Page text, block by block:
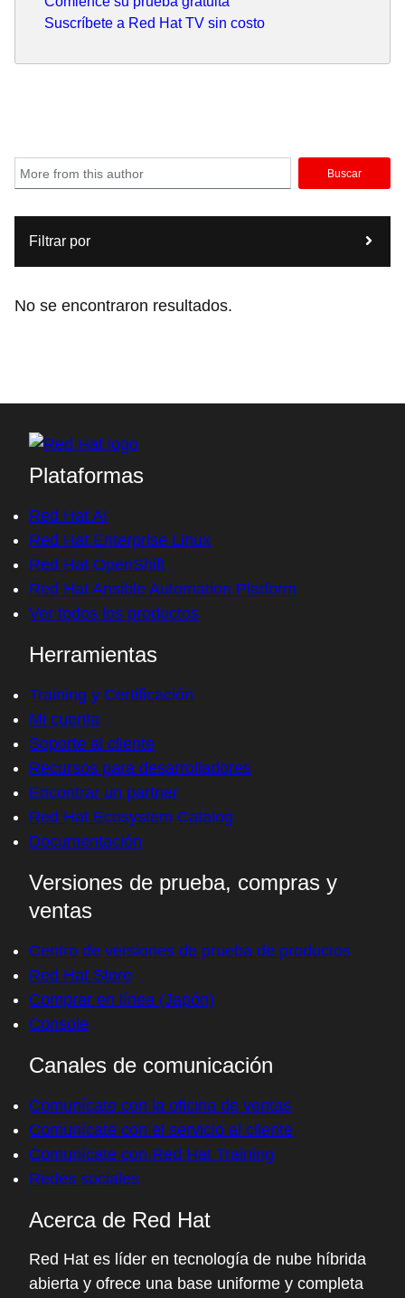
Suscríbete a Red Hat TV sin costo
Buscar
Filtrar por
No se encontraron resultados.
Plataformas
Red Hat AI
Red Hat Enterprise Linux
Red Hat OpenShift
Red Hat Ansible Automation Platform
Ver todos los productos
Herramientas
Training y Certificación
Mi cuenta
Soporte al cliente
Recursos para desarrolladores
Encontrar un partner
Red Hat Ecosystem Catalog
Documentación
Versiones de prueba, compras y
ventas
Centro de versiones de prueba de productos
Red Hat Store
Comprar en línea (Japón)
Console
Canales de comunicación
Comunícate con la oficina de ventas
Comunícate con el servicio al cliente
Comunícate con Red Hat Training
Redes sociales
Acerca de Red Hat
Red Hat es líder en tecnología de nube híbrida
abierta y ofrece una base uniforme y completa